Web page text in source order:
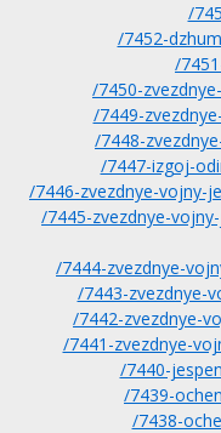
/
/7452-
/
/7450-
/7449-
/7448-
/7447-izgoj-
/7446-zvezdnye-vojny-
/7445-zvezdnye-
/7444-zvezdnye-
/7443-zvezdnye-
/7442-zvezdnye-
/7441-zvezdnye-
/7440-
/7439-
/7438-